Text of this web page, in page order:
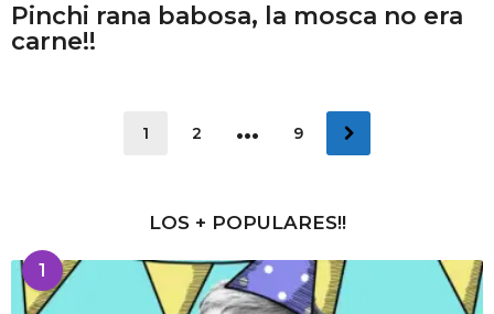
Pinchi rana babosa, la mosca no era
carne!!
1 2 … 9
LOS + POPULARES!!
1